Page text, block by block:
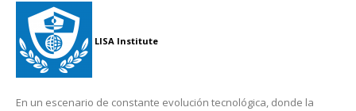
LISA Institute
En un escenario de constante evolución tecnológica, donde la